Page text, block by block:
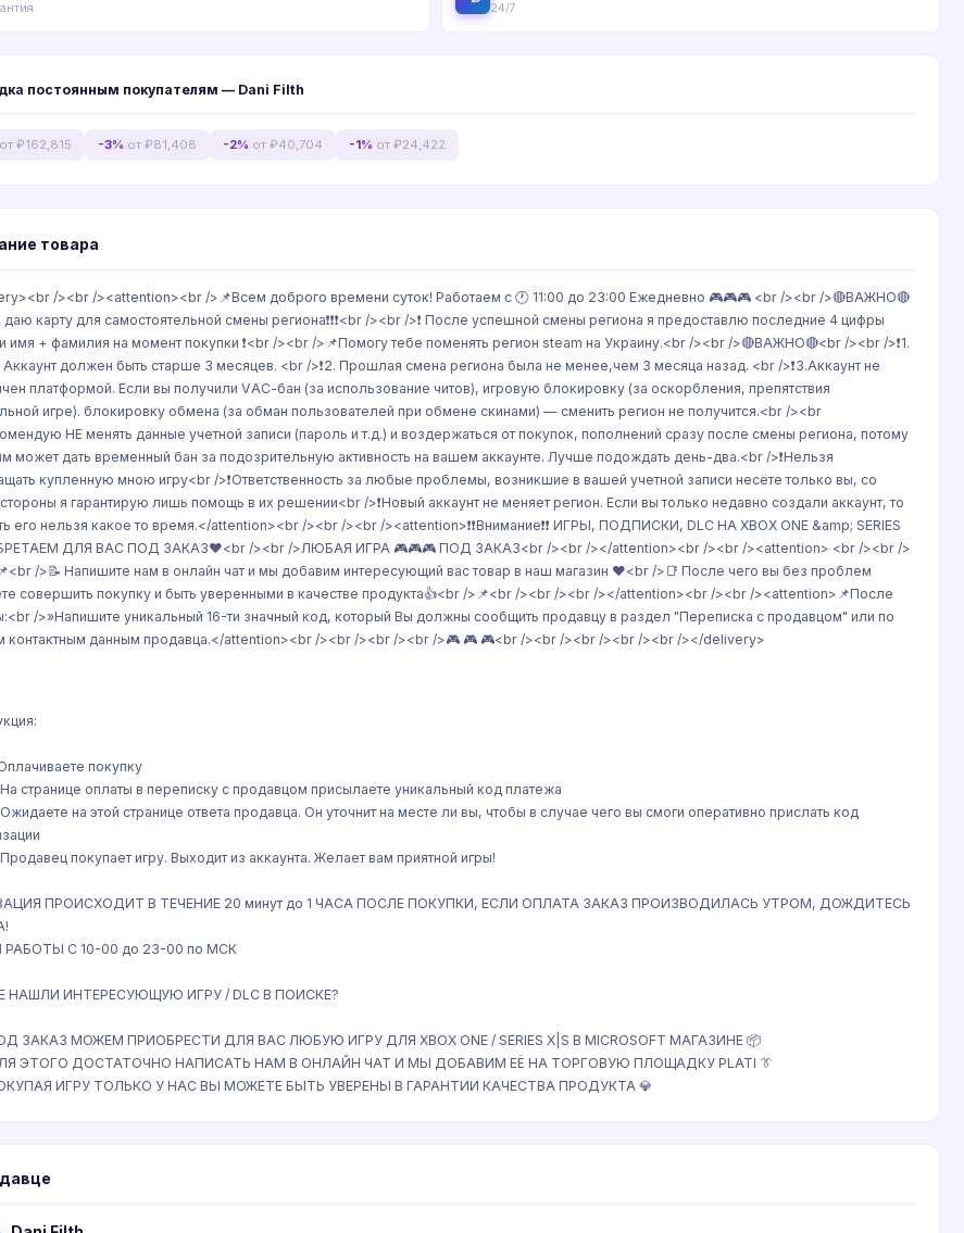
24/7
постоянным покупателям — Dani Filth
от ₽162,815 -3% от ₽81,408 -2% от ₽40,704 -1% от ₽24,422
товара
/><br /><attention><br />📌Всем доброго времени суток! Работаем с 🕐 11:00 до 23:00 Ежедневно 🎮🎮🎮 <br /><br />🔴ВАЖНО🔴
не даю карту для самостоятельной смены региона❗️❗️❗️<br /><br />❗️ После успешной смены региона я предоставлю последние 4 цифры
имя + фамилия на момент покупки ❗️<br /><br />📌Помогу тебе поменять регион steam на Украину.<br /><br />🔴ВАЖНО🔴<br /><br />❗️1.
должен быть старше З месяцев. <br />❗️2. Прошлая смена региона была не менее,чем З месяца назад. <br />❗️3.Аккаунт не
платформой. Если вы получили VАС-бан (за использование читов), игровую блокировку (за оскорбления, препятствия
игре). блокировку обмена (за обман пользователей при обмене скинами) — сменить регион не получится.<br /><br
НЕ менять данные учетной записи (пароль и т.д.) и воздержаться от покупок, пополнений сразу после смены региона, потому
может дать временный бан за подозрительную активность на вашем аккаунте. Лучше подождать день-два.<br />❗️Нельзя
купленную мною игру<br />❗️Ответственность за любые проблемы, возникшие в вашей учетной записи несёте только вы, со
я гарантирую лишь помощь в их решении<br />❗️Новый аккаунт не меняет регион. Если вы только недавно создали аккаунт, то
его нельзя какое то время.</attention><br /><br /><br /><attention>❗❗Внимание❗❗ ИГРЫ, ПОДПИСКИ, DLC НА XBOX ONE &amp; SERIES
ДЛЯ ВАС ПОД ЗАКАЗ❤️<br /><br />ЛЮБАЯ ИГРА 🎮🎮🎮 ПОД ЗАКАЗ<br /><br /></attention><br /><br /><attention> <br /><br />
/>📝 Напишите нам в онлайн чат и мы добавим интересующий вас товар в наш магазин ❤️<br />📑 После чего вы без проблем
совершить покупку и быть уверенными в качестве продукта👍<br />📌<br /><br /><br /></attention><br /><br /><attention>📌После
/>»Напишите уникальный 16-ти значный код, который Вы должны сообщить продавцу в раздел "Переписка с продавцом" или по
данным продавца.</attention><br /><br /><br /><br />🎮 🎮 🎮<br /><br /><br /><br /><br /></delivery>
покупку
странице оплаты в переписку с продавцом присылаете уникальный код платежа
на этой странице ответа продавца. Он уточнит на месте ли вы, чтобы в случае чего вы смоги оперативно прислать код
покупает игру. Выходит из аккаунта. Желает вам приятной игры!
ПРОИСХОДИТ В ТЕЧЕНИЕ 20 минут до 1 ЧАСА ПОСЛЕ ПОКУПКИ, ЕСЛИ ОПЛАТА ЗАКАЗ ПРОИЗВОДИЛАСЬ УТРОМ, ДОЖДИТЕСЬ
РАБОТЫ С 10-00 до 23-00 по МСК
НАШЛИ ИНТЕРЕСУЮЩУЮ ИГРУ / DLC В ПОИСКЕ?
ЗАКАЗ МОЖЕМ ПРИОБРЕСТИ ДЛЯ ВАС ЛЮБУЮ ИГРУ ДЛЯ XBOX ONE / SERIES X|S В MICROSOFT МАГАЗИНЕ 📦
ЭТОГО ДОСТАТОЧНО НАПИСАТЬ НАМ В ОНЛАЙН ЧАТ И МЫ ДОБАВИМ ЕЁ НА ТОРГОВУЮ ПЛОЩАДКУ PLATI 👔
ИГРУ ТОЛЬКО У НАС ВЫ МОЖЕТЕ БЫТЬ УВЕРЕНЫ В ГАРАНТИИ КАЧЕСТВА ПРОДУКТА 💎